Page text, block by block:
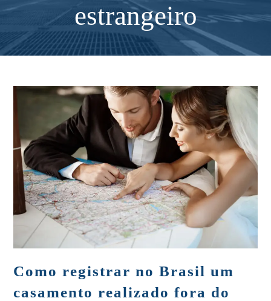
estrangeiro
Como registrar no Brasil um
casamento realizado fora do